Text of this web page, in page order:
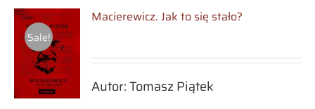
Sale!
Macierewicz. Jak to się stało?
Autor: Tomasz Piątek